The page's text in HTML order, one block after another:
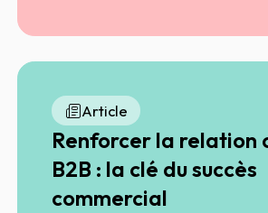
Article
Renforcer la relation
B2B : la clé du succès
commercial